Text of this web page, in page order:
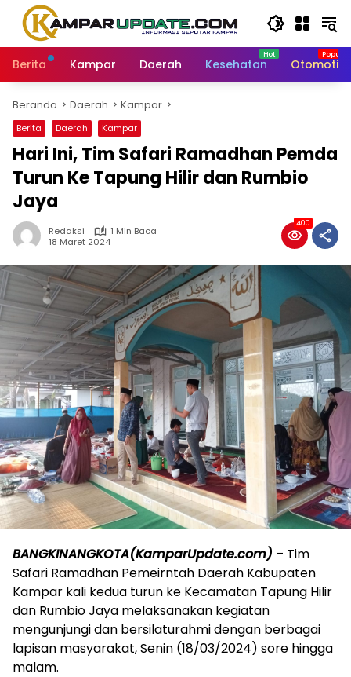
Langsung
konten
Berita
Kampar Daerah Kesehatan Otomotif
Beranda Daerah Kampar
Berita Daerah Kampar
Hari Ini, Tim Safari Ramadhan Pemda
Turun Ke Tapung Hilir dan Rumbio
Jaya
Redaksi
1 Min Baca
18 Maret 2024
400
BANGKINANGKOTA(KamparUpdate.com) – Tim
Safari Ramadhan Pemeirntah Daerah Kabupaten
Kampar kali kedua turun ke Kecamatan Tapung Hilir
dan Rumbio Jaya melaksanakan kegiatan
mengunjungi dan bersilaturahmi dengan berbagai
lapisan masyarakat, Senin (18/03/2024) sore hingga
malam.